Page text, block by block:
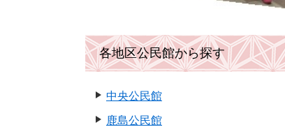
各地区公民館から探す
中央公民館
鹿島公民館